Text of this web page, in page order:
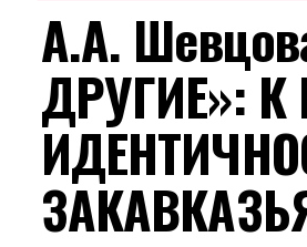
А.А.
ДРУГИЕ»: